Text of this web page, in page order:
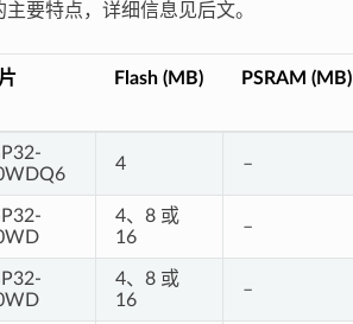
要特点，详细信息见后文。
Flash (MB) PSRAM (MB)
4 –
4、8 或
16
–
4、8 或
16
–